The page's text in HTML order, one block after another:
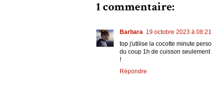
1 commentaire:
Barbara 19 octobre 2023 à 08:21
top j'utilise la cocotte minute perso
du coup 1h de cuisson seulement
!
Répondre